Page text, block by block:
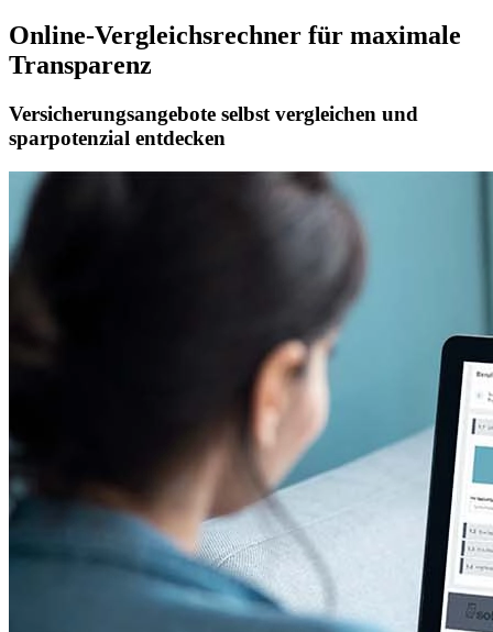
Online-Vergleichsrechner für maximale
Transparenz
Versicherungsangebote selbst vergleichen und
sparpotenzial entdecken